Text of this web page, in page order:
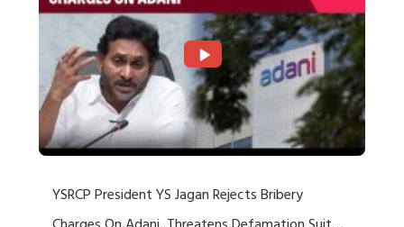
YSRCP President YS Jagan Rejects Bribery